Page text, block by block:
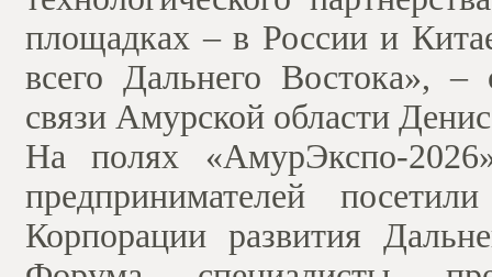
площадках – в России и
всего Дальнего Востока»,
связи Амурской области
На полях «АмурЭкспо-
предпринимателей
Корпорации развития